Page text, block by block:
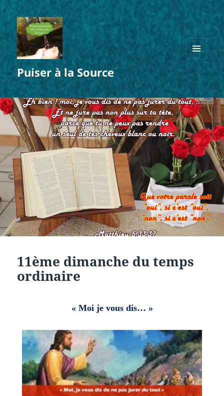
Puiser à la Source
MENU
ET
WIDGETS
11ème dimanche du temps
ordinaire
« Moi je vous dis… »